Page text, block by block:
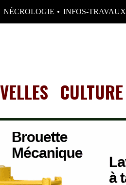
NÉCROLOGIE INFOS-TRAVAUX
CULTURE